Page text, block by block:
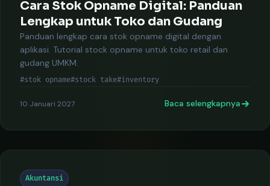
Cara Stok Opname Digital: Panduan
Lengkap untuk Toko dan Gudang
Panduan lengkap cara stok opname digital dengan
aplikasi. Tutorial stock opname untuk toko retail dan
gudang UMKM.
#stok opname#stock take#inventory
10 Januari 2027 Baca selengkapnya
Akuntansi